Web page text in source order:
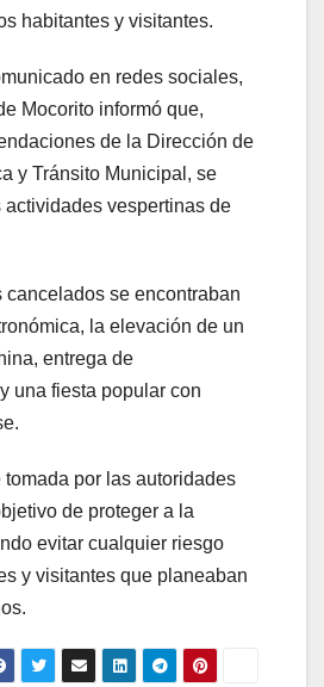
habitantes y visitantes.
en redes sociales,
Mocorito informó que,
de la Dirección de
y Tránsito Municipal, se
vespertinas de
cancelados se encontraban
la elevación de un
entrega de
una fiesta popular con
tomada por las autoridades
de proteger a la
evitar cualquier riesgo
y visitantes que planeaban